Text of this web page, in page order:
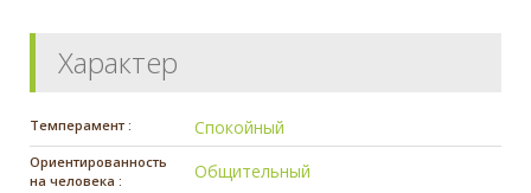
Характер
Темперамент : Спокойный
Ориентированность
на человека :
Общительный